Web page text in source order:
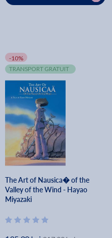
-10%
TRANSPORT GRATUIT
The Art of Nausica� of the
Valley of the Wind - Hayao
Miyazaki